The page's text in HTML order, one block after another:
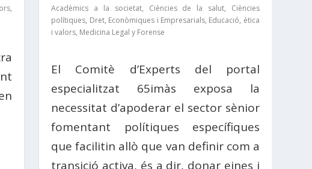
,
Acadèmics a la societat, Ciències de la salut, Ciències
polítiques, Dret, Econòmiques i Empresarials, Educació, ètica
i valors, Medicina Legal y Forense
El Comitè d’Experts del portal
especialitzat 65imàs exposa la
necessitat d’apoderar el sector sènior
fomentant polítiques específiques
que facilitin allò que van definir com a
transició activa, és a dir, donar eines i